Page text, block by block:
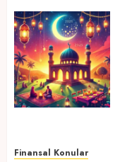
5
Finansal Konular